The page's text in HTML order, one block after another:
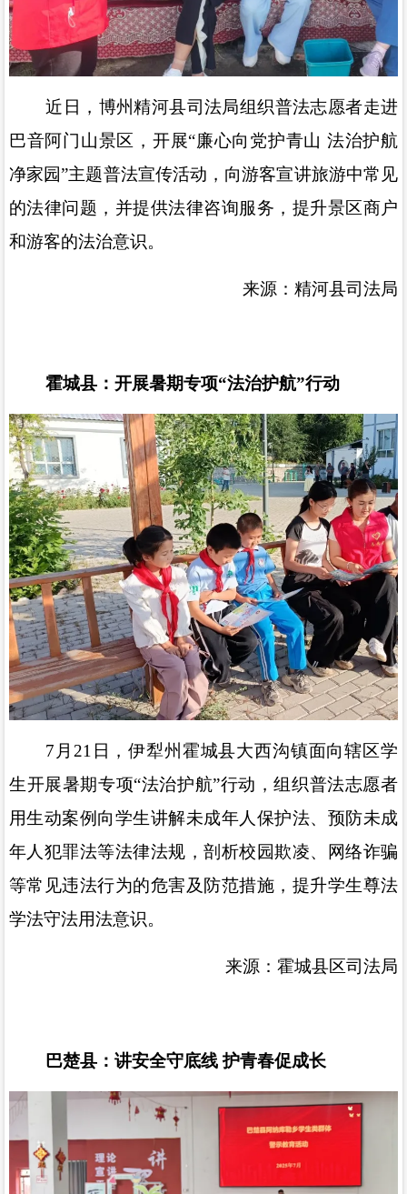
近日，博州精河县司法局组织普法志愿者走进
巴音阿门山景区，开展“廉心向党护青山 法治护航
净家园”主题普法宣传活动，向游客宣讲旅游中常见
的法律问题，并提供法律咨询服务，提升景区商户
和游客的法治意识。
来源：精河县司法局
霍城县：开展暑期专项“法治护航”行动
7 月 21 日，伊犁州霍城县大西沟镇面向辖区学
生开展暑期专项“法治护航”行动，组织普法志愿者
用生动案例向学生讲解未成年人保护法、预防未成
年人犯罪法等法律法规，剖析校园欺凌、网络诈骗
等常见违法行为的危害及防范措施，提升学生尊法
学法守法用法意识。
来源：霍城县区司法局
巴楚县：讲安全守底线 护青春促成长